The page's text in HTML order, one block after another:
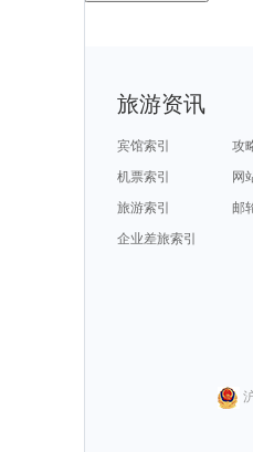
旅游资讯
宾馆索引
攻
机票索引
网
旅游索引
邮
企业差旅索引